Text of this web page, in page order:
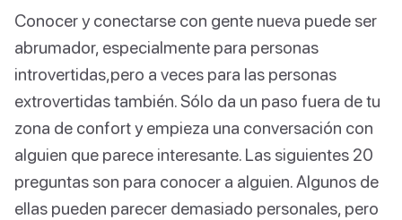
Conocer y conectarse con gente nueva puede ser
abrumador, especialmente para personas
introvertidas,pero a veces para las personas
extrovertidas también. Sólo da un paso fuera de tu
zona de confort y empieza una conversación con
alguien que parece interesante. Las siguientes 20
preguntas son para conocer a alguien. Algunos de
ellas pueden parecer demasiado personales, pero